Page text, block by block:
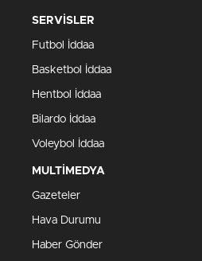
SERVİSLER
Futbol İddaa
Basketbol İddaa
Hentbol İddaa
Bilardo İddaa
Voleybol İddaa
MULTİMEDYA
Gazeteler
Hava Durumu
Haber Gönder